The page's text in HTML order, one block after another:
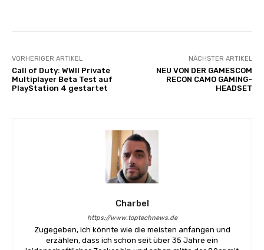
VORHERIGER ARTIKEL
Call of Duty: WWII Private
Multiplayer Beta Test auf
PlayStation 4 gestartet
NÄCHSTER ARTIKEL
NEU VON DER GAMESCOM
RECON CAMO GAMING-
HEADSET
Charbel
https://www.toptechnews.de
Zugegeben, ich könnte wie die meisten anfangen und
erzählen, dass ich schon seit über 35 Jahre ein